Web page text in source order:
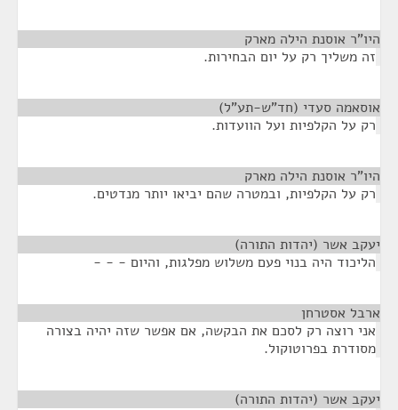
היו"ר אוסנת הילה מארק
זה משליך רק על יום הבחירות.
אוסאמה סעדי (חד"ש-תע"ל)
רק על הקלפיות ועל הוועדות.
היו"ר אוסנת הילה מארק
רק על הקלפיות, ובמטרה שהם יביאו יותר מנדטים.
יעקב אשר (יהדות התורה)
הליכוד היה בנוי פעם משלוש מפלגות, והיום - - -
ארבל אסטרחן
אני רוצה רק לסכם את הבקשה, אם אפשר שזה יהיה בצורה
מסודרת בפרוטוקול.
יעקב אשר (יהדות התורה)